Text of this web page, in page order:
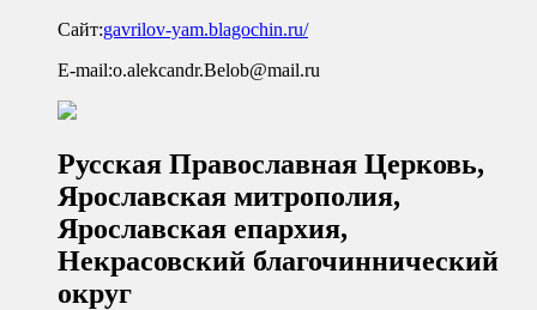
Сайт:gavrilov-yam.blagochin.ru/
E-mail:o.alekcandr.Belob@mail.ru
Русская Православная Церковь,
Ярославская митрополия,
Ярославская епархия,
Некрасовский благочиннический
округ